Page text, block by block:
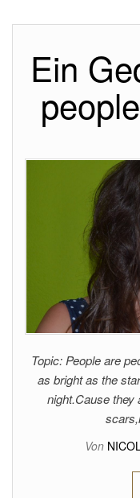
Ein
Topic: People are
as bright as the
night.Cause they
Von